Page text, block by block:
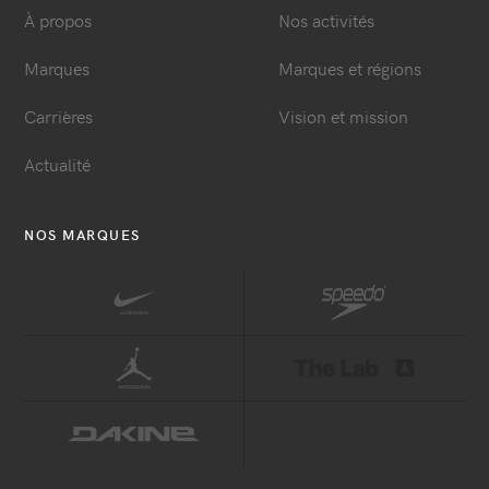
À propos
Marques
Carrières
Actualité
Nos activités
Marques et régions
Vision et mission
NOS MARQUES